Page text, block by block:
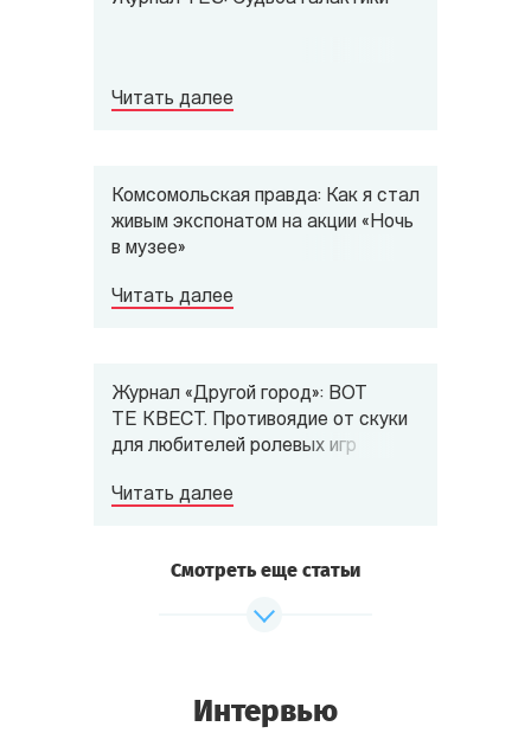
Читать далее
Комсомольская правда: Как я стал
живым экспонатом на акции «Ночь
в музее»
Читать далее
Журнал «Другой город»: ВОТ
ТЕ КВЕСТ. Противоядие от скуки
для любителей ролевых игр
Читать далее
Смотреть еще статьи
Интервью